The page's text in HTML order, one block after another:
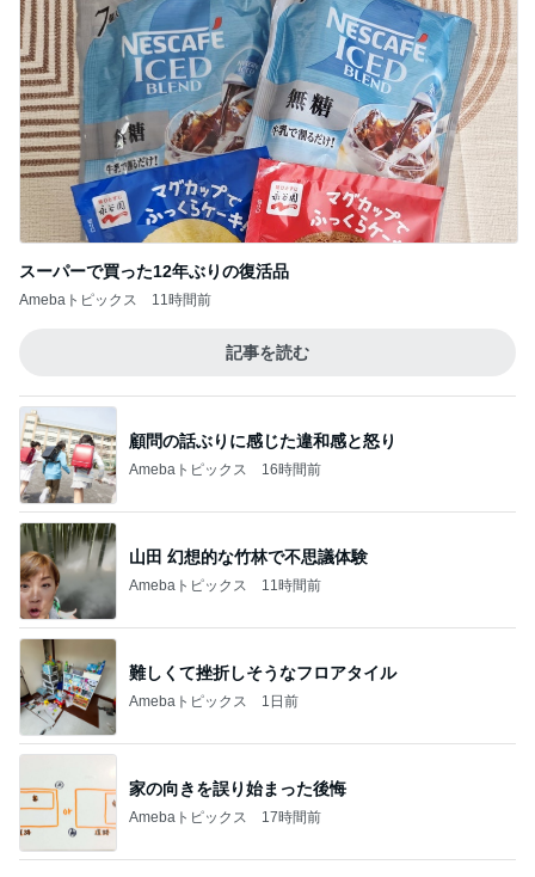
スーパーで買った12年ぶりの復活品
Amebaトピックス 11時間前
記事を読む
顧問の話ぶりに感じた違和感と怒り
Amebaトピックス 16時間前
山田 幻想的な竹林で不思議体験
Amebaトピックス 11時間前
難しくて挫折しそうなフロアタイル
Amebaトピックス 1日前
家の向きを誤り始まった後悔
Amebaトピックス 17時間前